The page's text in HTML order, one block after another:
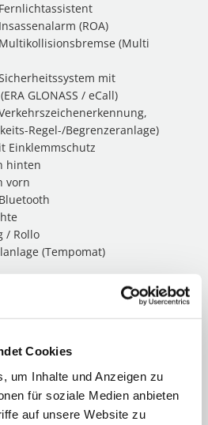
Cookies
um Inhalte und Anzeigen zu
für soziale Medien anbieten
auf unsere Website zu
(ROA)
(Multi
mit
GLONASS / eCall)
Regel-/Begrenzeranlage)
Einklemmschutz
hinten
vorn
/ Rollo
(Tempomat)